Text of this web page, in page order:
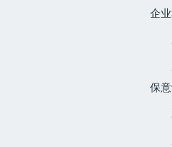
企
保